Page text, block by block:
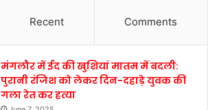
Recent Comments
मंगलौर में ईद की खुशियां मातम में बदली:
पुरानी रंजिश को लेकर दिन-दहाड़े युवक की
गला रेत कर हत्या